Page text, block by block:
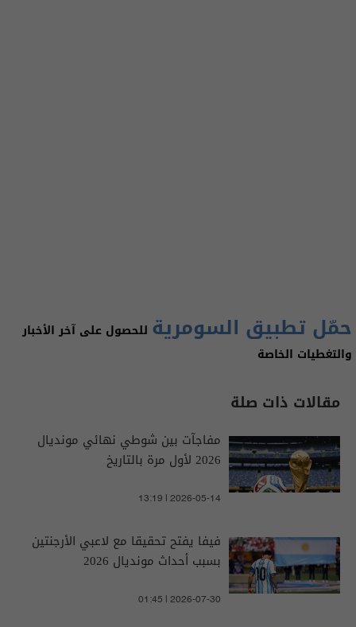
حمّل تطبيق السومرية للحصول على آخر الأخبار
والتغطيات الخاصة
مقالات ذات صلة
مفاجآت بين شوطي نهائي مونديال
2026 لأول مرة بالتاريخ
13:19 | 2026-05-14
فيفا يفتح تحقيقا مع لاعبي الأرجنتين
بسبب أحداث مونديال 2026
01:45 | 2026-07-30